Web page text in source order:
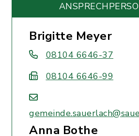
Brigitte Meyer
08104 6646-37
08104 6646-99
Anna Bothe